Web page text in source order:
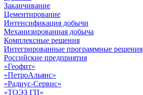
Заканчивание
Цементирование
Интенсификация добычи
Механизированная добыча
Комплексные решения
Интегрированные программные решения
Российские предприятия
«Геофит»
«ПетроАльянс»
«Радиус-Сервис»
«ТОЭЗ ГП»